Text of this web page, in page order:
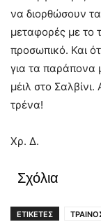
να διορθώσουν
μεταφορές με το
προσωπικό. Και
για τα παράπονα
μέιλ στο
τρένα!
Χρ. Δ.
Σχόλια
ΕΤΙΚΕΤΕΣ